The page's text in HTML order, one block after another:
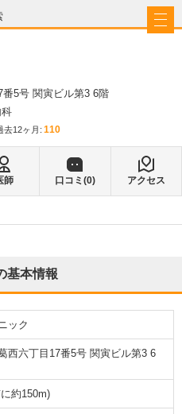
5号 関寅ビル第3 6階
去12ヶ月: 110
師 口コミ(0) アクセス
基本情報
ック
西六丁目17番5号 関寅ビル第3 6
約150m)